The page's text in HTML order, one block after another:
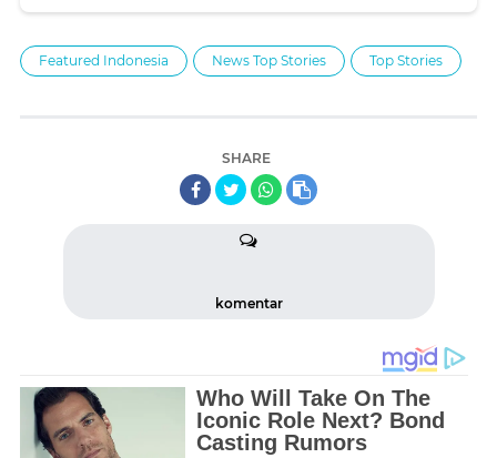
Featured Indonesia News Top Stories Top Stories
SHARE
komentar